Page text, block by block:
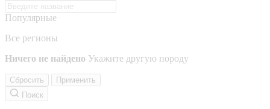
Популярные
Все регионы
Ничего не найдено Укажите другую породу
Сбросить
Применить
Поиск